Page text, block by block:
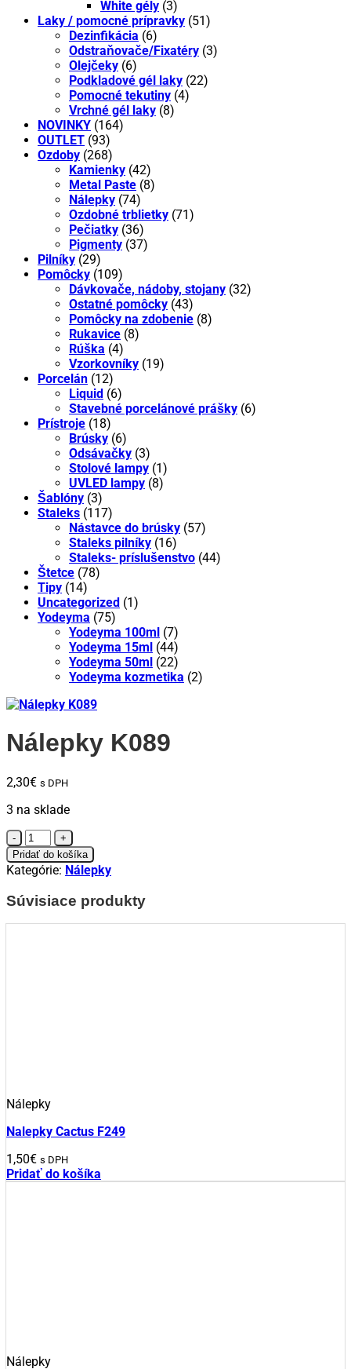
White gély (3)
Laky / pomocné prípravky (51)
Dezinfikácia (6)
Odstraňovače/Fixatéry (3)
Olejčeky (6)
Podkladové gél laky (22)
Pomocné tekutiny (4)
Vrchné gél laky (8)
NOVINKY (164)
OUTLET (93)
Ozdoby (268)
Kamienky (42)
Metal Paste (8)
Nálepky (74)
Ozdobné trblietky (71)
Pečiatky (36)
Pigmenty (37)
Pilníky (29)
Pomôcky (109)
Dávkovače, nádoby, stojany (32)
Ostatné pomôcky (43)
Pomôcky na zdobenie (8)
Rukavice (8)
Rúška (4)
Vzorkovníky (19)
Porcelán (12)
Liquid (6)
Stavebné porcelánové prášky (6)
Prístroje (18)
Brúsky (6)
Odsávačky (3)
Stolové lampy (1)
UVLED lampy (8)
Šablóny (3)
Staleks (117)
Nástavce do brúsky (57)
Staleks pilníky (16)
Staleks- príslušenstvo (44)
Štetce (78)
Tipy (14)
Uncategorized (1)
Yodeyma (75)
Yodeyma 100ml (7)
Yodeyma 15ml (44)
Yodeyma 50ml (22)
Yodeyma kozmetika (2)
Nálepky K089
2,30€ s DPH
3 na sklade
množstvo
Nálepky
K089
Pridať do košíka
Kategórie: Nálepky
Súvisiace produkty
Nálepky
Nalepky Cactus F249
1,50€ s DPH
Pridať do košíka
Nálepky